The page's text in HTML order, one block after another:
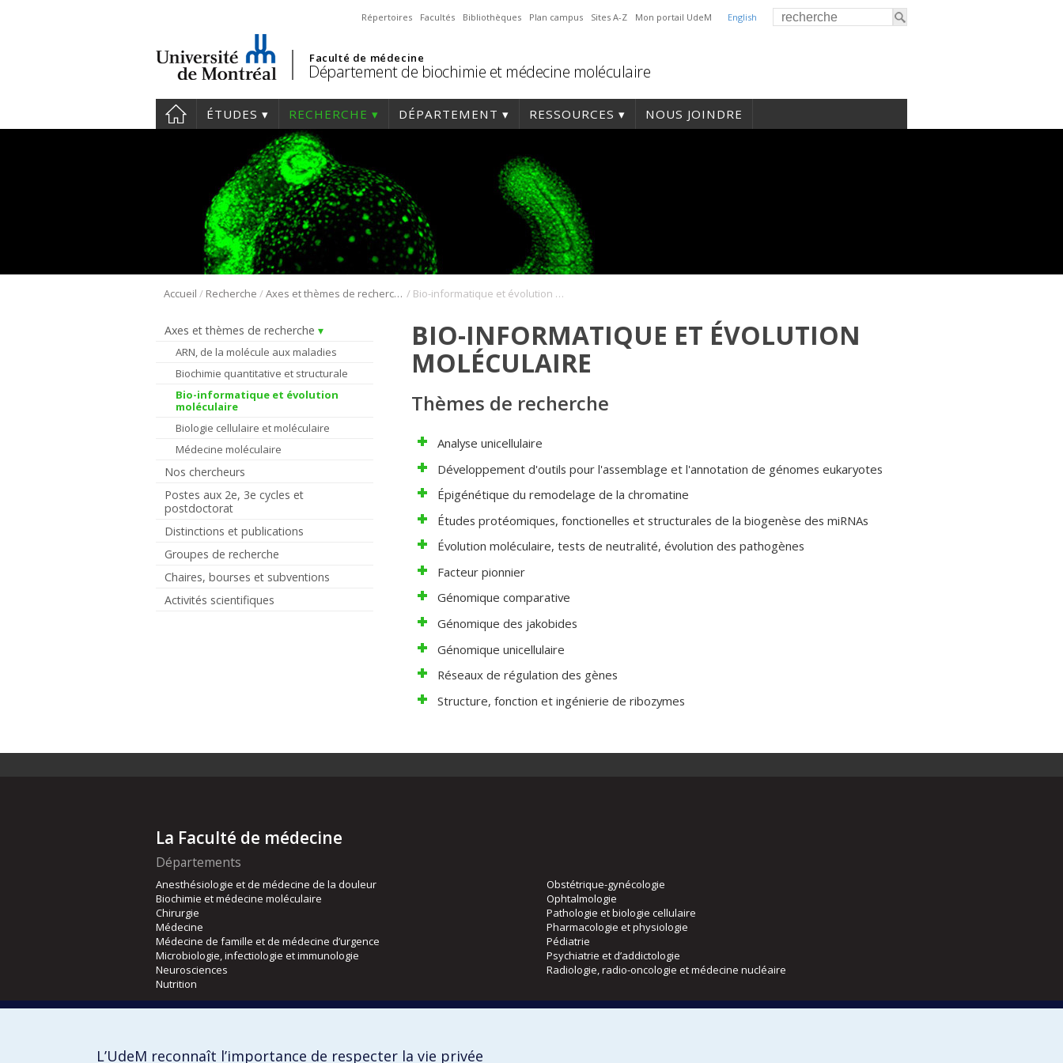
English
Répertoires Facultés Bibliothèques Plan campus Sites A-Z Mon portail UdeM
Faculté de médecine
Département de biochimie et médecine moléculaire
ÉTUDES RECHERCHE DÉPARTEMENT RESSOURCES NOUS JOINDRE
Accueil / Recherche / Axes et thèmes de recherche / Bio-informatique et évolution moléculaire
Axes et thèmes de recherche
ARN, de la molécule aux maladies
Biochimie quantitative et structurale
Bio-informatique et évolution
moléculaire
Biologie cellulaire et moléculaire
Médecine moléculaire
Nos chercheurs
Postes aux 2e, 3e cycles et
postdoctorat
Distinctions et publications
Groupes de recherche
Chaires, bourses et subventions
Activités scientifiques
BIO-INFORMATIQUE ET ÉVOLUTION
MOLÉCULAIRE
Thèmes de recherche
Analyse unicellulaire
Développement d'outils pour l'assemblage et l'annotation de génomes eukaryotes
Épigénétique du remodelage de la chromatine
Études protéomiques, fonctionelles et structurales de la biogenèse des miRNAs
Évolution moléculaire, tests de neutralité, évolution des pathogènes
Facteur pionnier
Génomique comparative
Génomique des jakobides
Génomique unicellulaire
Réseaux de régulation des gènes
Structure, fonction et ingénierie de ribozymes
La Faculté de médecine
Départements
Anesthésiologie et de médecine de la douleur
Biochimie et médecine moléculaire
Chirurgie
Médecine
Médecine de famille et de médecine d’urgence
Microbiologie, infectiologie et immunologie
Neurosciences
Nutrition
Obstétrique-gynécologie
Ophtalmologie
Pathologie et biologie cellulaire
Pharmacologie et physiologie
Pédiatrie
Psychiatrie et d’addictologie
Radiologie, radio-oncologie et médecine nucléaire
Orthophonie et audiologie
L’UdeM reconnaît l’importance de respecter la vie privée